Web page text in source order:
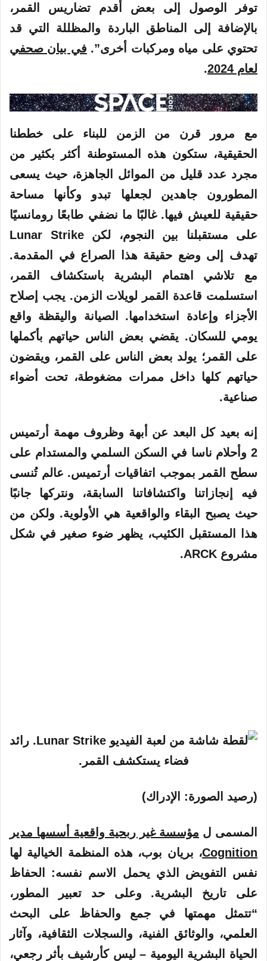
توفر الوصول إلى بعض أقدم تضاريس القمر،
بالإضافة إلى المناطق الباردة والمظللة التي قد
تحتوي على مياه ومركبات أخرى”. في بيان صحفي
لعام 2024
.
مع مرور قرن من الزمن للبناء على خططنا
الحقيقية، ستكون هذه المستوطنة أكثر بكثير من
مجرد عدد قليل من الموائل الجاهزة، حيث يسعى
المطورون جاهدين لجعلها تبدو وكأنها مساحة
حقيقية للعيش فيها. غالبًا ما نضفي طابعًا رومانسيًا
على مستقبلنا بين النجوم، لكن Lunar Strike
تهدف إلى وضع حقيقة هذا الصراع في المقدمة.
مع تلاشي اهتمام البشرية باستكشاف القمر،
استسلمت قاعدة القمر لويلات الزمن. يجب إصلاح
الأجزاء وإعادة استخدامها. الصيانة واليقظة واقع
يومي للسكان. يقضي بعض الناس حياتهم بأكملها
على القمر؛ يولد بعض الناس على القمر، ويقضون
حياتهم كلها داخل ممرات مضغوطة، تحت أضواء
صناعية.
إنه بعيد كل البعد عن أبهة وظروف مهمة أرتميس
2 وأحلام ناسا في السكن السلمي والمستدام على
سطح القمر بموجب اتفاقيات أرتميس. عالم تُنسى
فيه إنجازاتنا واكتشافاتنا السابقة، ونتركها جانبًا
حيث يصبح البقاء والواقعية هي الأولوية. ولكن من
هذا المستقبل الكئيب، يظهر ضوء صغير في شكل
مشروع ARCK.
(رصيد الصورة: الإدراك)
المسمى ل مؤسسة غير ربحية واقعية أسسها مدير
Cognition، بريان بوب، هذه المنظمة الخيالية لها
نفس التفويض الذي يحمل الاسم نفسه: الحفاظ
على تاريخ البشرية. وعلى حد تعبير المطور،
“تتمثل مهمتها في جمع والحفاظ على البحث
العلمي، والوثائق الفنية، والسجلات الثقافية، وآثار
الحياة البشرية اليومية – ليس كأرشيف بأثر رجعي،